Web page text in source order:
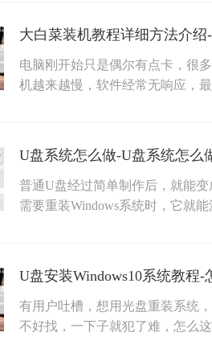
大白菜装机教程详细方法介
电脑刚开始只是偶尔有点卡，很
机越来越慢，软件经常无响应，
U盘系统怎么做-U盘系统怎么
普通U盘经过简单制作后，就能
需要重装Windows系统时，它就
有用户吐槽，想用光盘重装系统
不好找，一下子就犯了难，怎么